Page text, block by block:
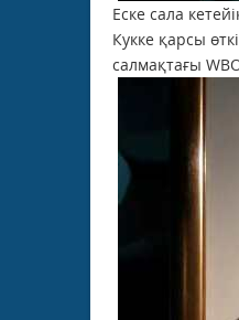
Еске сала
Кукке қарсы
салмақтағы